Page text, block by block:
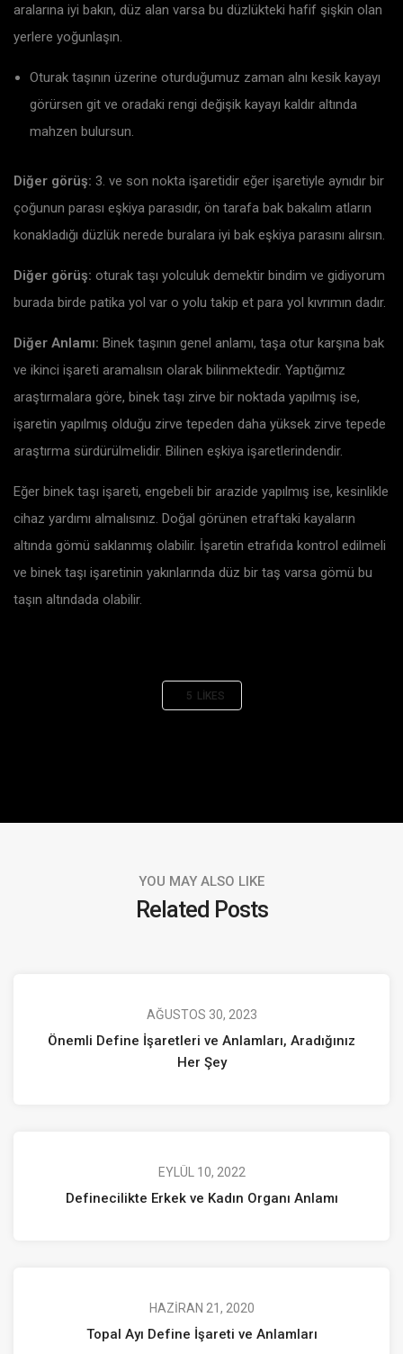
aralarına iyi bakın, düz alan varsa bu düzlükteki hafif şişkin olan
yerlere yoğunlaşın.
Oturak taşının üzerine oturduğumuz zaman alnı kesik kayayı
görürsen git ve oradaki rengi değişik kayayı kaldır altında
mahzen bulursun.
Diğer görüş: 3. ve son nokta işaretidir eğer işaretiyle aynıdır bir
çoğunun parası eşkiya parasıdır, ön tarafa bak bakalım atların
konakladığı düzlük nerede buralara iyi bak eşkiya parasını alırsın.
Diğer görüş: oturak taşı yolculuk demektir bindim ve gidiyorum
burada birde patika yol var o yolu takip et para yol kıvrımın dadır.
Diğer Anlamı: Binek taşının genel anlamı, taşa otur karşına bak
ve ikinci işareti aramalısın olarak bilinmektedir. Yaptığımız
araştırmalara göre, binek taşı zirve bir noktada yapılmış ise,
işaretin yapılmış olduğu zirve tepeden daha yüksek zirve tepede
araştırma sürdürülmelidir. Bilinen eşkiya işaretlerindendir.
Eğer binek taşı işareti, engebeli bir arazide yapılmış ise, kesinlikle
cihaz yardımı almalısınız. Doğal görünen etraftaki kayaların
altında gömü saklanmış olabilir. İşaretin etrafıda kontrol edilmeli
ve binek taşı işaretinin yakınlarında düz bir taş varsa gömü bu
taşın altındada olabilir.
5 LIKES
YOU MAY ALSO LIKE
Related Posts
AĞUSTOS 30, 2023
Önemli Define İşaretleri ve Anlamları, Aradığınız
Her Şey
EYLÜL 10, 2022
Definecilikte Erkek ve Kadın Organı Anlamı
HAZIRAN 21, 2020
Topal Ayı Define İşareti ve Anlamları